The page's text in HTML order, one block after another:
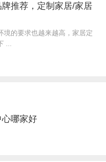
推荐，定制家居/家居
境的要求也越来越高，家居定
...
哪家好